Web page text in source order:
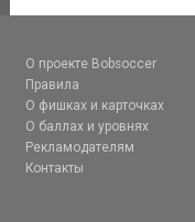
О проекте Bobsoccer
Правила
О фишках и карточках
О баллах и уровнях
Рекламодателям
Контакты